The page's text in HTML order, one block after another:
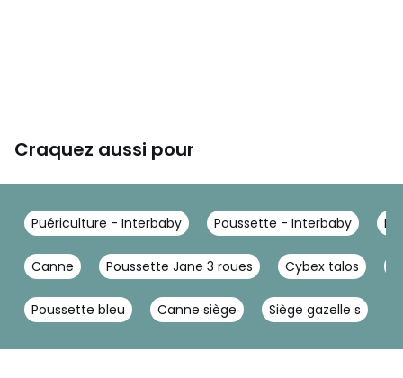
Craquez aussi pour
Puériculture - Interbaby Poussette - Interbaby
Canne Poussette Jane 3 roues Cybex talos
Poussette bleu Canne siège Siège gazelle s